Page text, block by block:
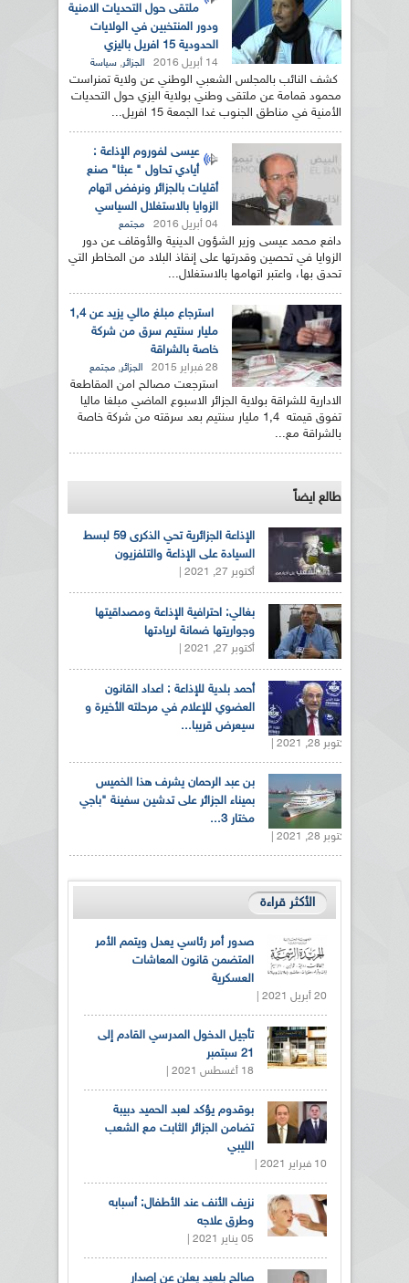
ملتقى حول التحديات الامنية
ودور المنتخبين في الولايات
الحدودية 15 افريل باليزي
14 أبريل 2016 الجزائر, سياسة
كشف النائب بالمجلس الشعبي الوطني عن ولاية تمنراست
محمود قمامة عن ملتقى وطني بولاية اليزي حول التحديات
الأمنية في مناطق الجنوب غدا الجمعة 15 افريل...
عيسى لفوروم الإذاعة :
أيادي تحاول " عبثا" صنع
أقليات بالجزائر ونرفض اتهام
الزوايا بالاستغلال السياسي
04 أبريل 2016 مجتمع
دافع محمد عيسى وزير الشؤون الدينية والأوقاف عن دور
الزوايا في تحصين وقدرتها على إنقاذ البلاد من المخاطر التي
تحدق بها، واعتبر اتهامها بالاستغلال...
استرجاع مبلغ مالي يزيد عن 1,4
مليار سنتيم سرق من شركة
خاصة بالشراقة
28 فبراير 2015 الجزائر, مجتمع
استرجعت مصالح امن المقاطعة
الادارية للشراقة بولاية الجزائر الاسبوع الماضي مبلغا ماليا
تفوق قيمته 1,4 مليار سنتيم بعد سرقته من شركة خاصة
بالشراقة مع...
طالع ايضاً
الإذاعة الجزائرية تحي الذكرى 59 لبسط
السيادة على الإذاعة والتلفزيون
أكتوبر 27, 2021 |
بغالي: احترافية الإذاعة ومصداقيتها
وجواريتها ضمانة لريادتها
أكتوبر 27, 2021 |
أحمد بلدية للإذاعة : اعداد القانون
العضوي للإعلام في مرحلته الأخيرة و
سيعرض قريبا...
أكتوبر 28, 2021 |
بن عبد الرحمان يشرف هذا الخميس
بميناء الجزائر على تدشين سفينة "باجي
مختار 3...
أكتوبر 28, 2021 |
الأكثر قراءة
صدور أمر رئاسي يعدل ويتمم الأمر
المتضمن قانون المعاشات
العسكرية
20 أبريل 2021 |
تأجيل الدخول المدرسي القادم إلى
21 سبتمبر
18 أغسطس 2021 |
بوقدوم يؤكد لعبد الحميد دبيبة
تضامن الجزائر الثابت مع الشعب
الليبي
10 فبراير 2021 |
نزيف الأنف عند الأطفال: أسبابه
وطرق علاجه
05 يناير 2021 |
صالح بلعيد يعلن عن إصدار